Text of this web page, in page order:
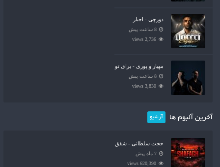
دورچی - اجبار
8 ساعت پیش
2,736 views
مهیار و پوری - برای تو
8 ساعت پیش
3,830 views
آخرین آلبوم ها آرشیو
حجت سلطانی - شفق
7 ماه پیش
620,390 views